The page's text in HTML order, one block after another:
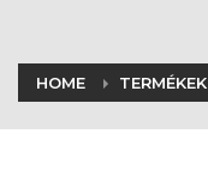
HOME TERMÉKEK